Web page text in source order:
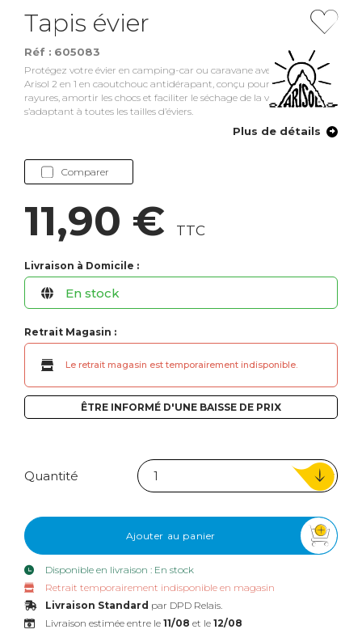
Tapis évier
Réf : 605083
Protégez votre évier en camping-car ou caravane avec le tapis évier
Arisol 2 en 1 en caoutchouc antidérapant, conçu pour éviter les
rayures, amortir les chocs et faciliter le séchage de la vaisselle, tout en
s’adaptant à toutes les tailles d’éviers.
Plus de détails
Comparer
11,90 € TTC
Livraison à Domicile :
En stock
Retrait Magasin :
Le retrait magasin est temporairement indisponible.
ÊTRE INFORMÉ D'UNE BAISSE DE PRIX
Quantité
Ajouter au panier
Disponible en livraison : En stock
Retrait temporairement indisponible en magasin
Livraison Standard par DPD Relais.
Livraison estimée entre le 11/08 et le 12/08